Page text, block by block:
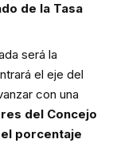
de la Tasa
será la
el eje del
con una
del Concejo
porcentaje